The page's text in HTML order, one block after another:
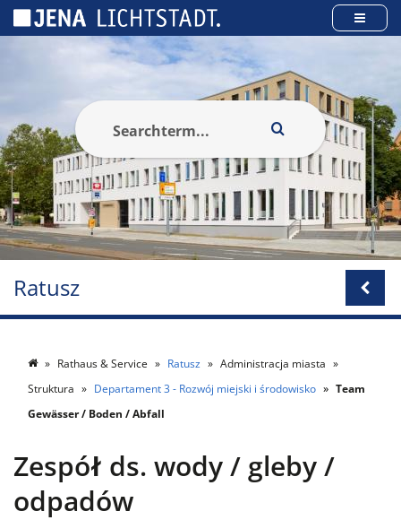
Ratusz
Rathaus & Service Ratusz
Administracja miasta
Struktura
Departament 3 - Rozwój miejski i środowisko
Team
Gewässer / Boden / Abfall
Zespół ds. wody / gleby /
odpadów
Panel zarządzania plikami cookies